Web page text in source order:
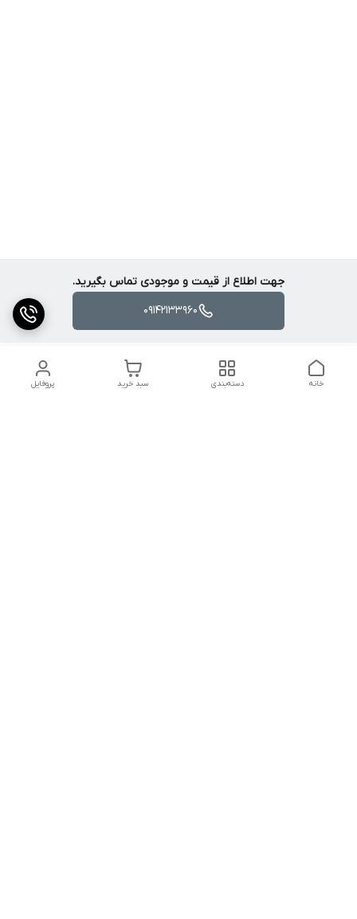
جهت اطلاع از قیمت و موجودی تماس بگیرید.
09142133960
پروفایل سبد خرید دسته‌بندی خانه